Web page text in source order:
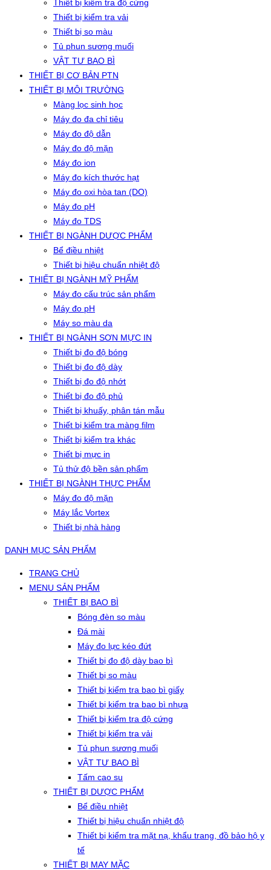
Thiết bị kiểm tra độ cứng
Thiết bị kiểm tra vải
Thiết bị so màu
Tủ phun sương muối
VẬT TƯ BAO BÌ
THIẾT BỊ CƠ BẢN PTN
THIẾT BỊ MÔI TRƯỜNG
Màng lọc sinh học
Máy đo đa chỉ tiêu
Máy đo độ dẫn
Máy đo độ mặn
Máy đo ion
Máy đo kích thước hạt
Máy đo oxi hòa tan (DO)
Máy đo pH
Máy đo TDS
THIẾT BỊ NGÀNH DƯỢC PHẨM
Bể điều nhiệt
Thiết bị hiệu chuẩn nhiệt độ
THIẾT BỊ NGÀNH MỸ PHẨM
Máy đo cấu trúc sản phẩm
Máy đo pH
Máy so màu da
THIẾT BỊ NGÀNH SƠN MỰC IN
Thiết bị đo độ bóng
Thiết bị đo độ dày
Thiết bị đo độ nhớt
Thiết bị đo độ phủ
Thiết bị khuấy, phân tán mẫu
Thiết bị kiểm tra màng film
Thiết bị kiểm tra khác
Thiết bị mực in
Tủ thử độ bền sản phẩm
THIẾT BỊ NGÀNH THỰC PHẨM
Máy đo độ mặn
Máy lắc Vortex
Thiết bị nhà hàng
DANH MỤC SẢN PHẨM
TRANG CHỦ
MENU SẢN PHẨM
THIẾT BỊ BAO BÌ
Bóng đèn so màu
Đá mài
Máy đo lực kéo đứt
Thiết bị đo độ dày bao bì
Thiết bị so màu
Thiết bị kiểm tra bao bì giấy
Thiết bị kiểm tra bao bì nhựa
Thiết bị kiểm tra độ cứng
Thiết bị kiểm tra vải
Tủ phun sương muối
VẬT TƯ BAO BÌ
Tấm cao su
THIẾT BỊ DƯỢC PHẨM
Bể điều nhiệt
Thiết bị hiệu chuẩn nhiệt độ
Thiết bị kiểm tra mặt nạ, khẩu trang, đồ bảo hộ y
tế
THIẾT BỊ MAY MẶC